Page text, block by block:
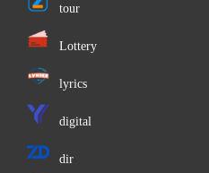
tour
Lottery
lyrics
digital
dir